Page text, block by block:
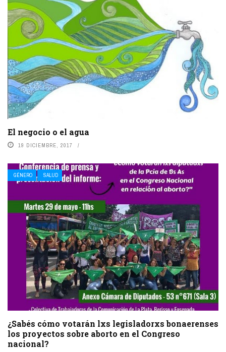
El negocio o el agua
19 DICIEMBRE, 2017
GÉNERO SALUD
¿Sabés cómo votarán lxs legisladorxs bonaerenses
los proyectos sobre aborto en el Congreso
nacional?